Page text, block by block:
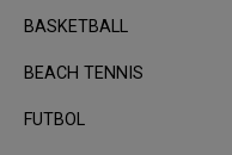
BASKETBALL
BEACH TENNIS
FUTBOL